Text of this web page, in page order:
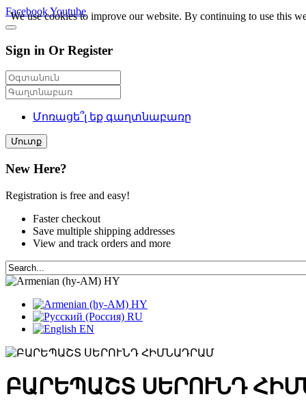
FacebookYoutube
Sign in Or Register
Մոռացե՞լ եք գաղտնաբառը
Մուտք
New Here?
Registration is free and easy!
Faster checkout
Save multiple shipping addresses
View and track orders and more
HY
HY
RU
EN
ԲԱՐԵՊԱՇՏ ՍԵՐՈՒՆԴ
We use cookies to improve our website. By continuing to use this